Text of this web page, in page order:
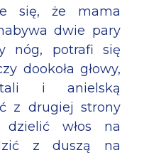
się, że mama
dwie pary
nóg, potrafi się
dookoła głowy,
i anielską
z drugiej strony
włos na
z duszą na